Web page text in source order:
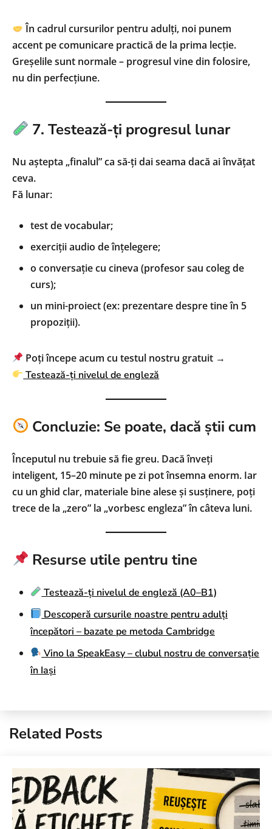
În cadrul cursurilor pentru adulți, noi punem
accent pe comunicare practică de la prima lecție.
Greșelile sunt normale – progresul vine din folosire,
nu din perfecțiune.
7. Testează-ți progresul lunar
Nu aștepta „finalul” ca să-ți dai seama dacă ai învățat
ceva.
Fă lunar:
test de vocabular;
exerciții audio de înțelegere;
o conversație cu cineva (profesor sau coleg de
curs);
un mini-proiect (ex: prezentare despre tine în 5
propoziții).
Poți începe acum cu testul nostru gratuit →
Testează-ți nivelul de engleză
Concluzie: Se poate, dacă știi cum
Începutul nu trebuie să fie greu. Dacă înveți
inteligent, 15–20 minute pe zi pot însemna enorm. Iar
cu un ghid clar, materiale bine alese și susținere, poți
trece de la „zero” la „vorbesc engleza” în câteva luni.
Resurse utile pentru tine
Testează-ți nivelul de engleză (A0–B1)
Descoperă cursurile noastre pentru adulți
începători – bazate pe metoda Cambridge
Vino la SpeakEasy – clubul nostru de conversație
în Iași
Related Posts